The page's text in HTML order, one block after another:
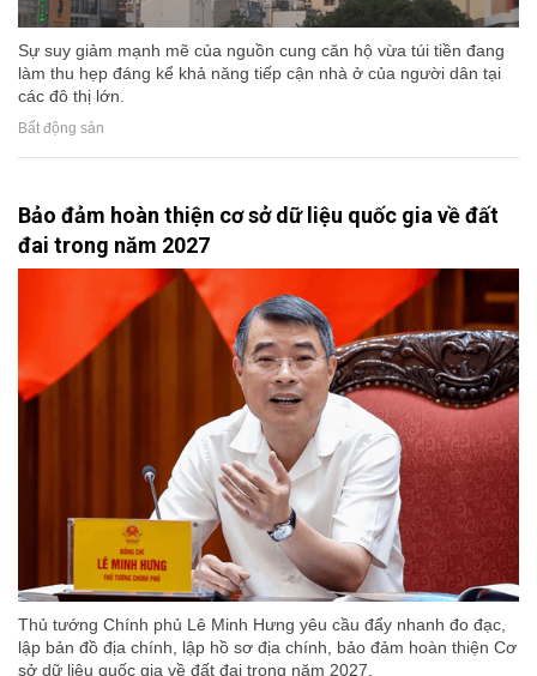
Sự suy giảm mạnh mẽ của nguồn cung căn hộ vừa túi tiền đang
làm thu hẹp đáng kể khả năng tiếp cận nhà ở của người dân tại
các đô thị lớn.
Bất động sản
Bảo đảm hoàn thiện cơ sở dữ liệu quốc gia về đất
đai trong năm 2027
Thủ tướng Chính phủ Lê Minh Hưng yêu cầu đẩy nhanh đo đạc,
lập bản đồ địa chính, lập hồ sơ địa chính, bảo đảm hoàn thiện Cơ
sở dữ liệu quốc gia về đất đai trong năm 2027.